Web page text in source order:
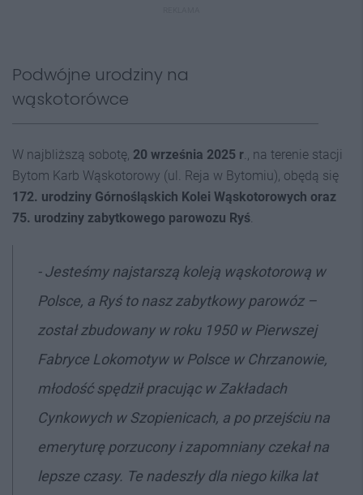
Podwójne urodziny na
wąskotorówce
W najbliższą sobotę, 20 września 2025 r ., na terenie stacji
Bytom Karb Wąskotorowy (ul. Reja w Bytomiu), obędą się
172. urodziny Górnośląskich Kolei Wąskotorowych oraz
75. urodziny zabytkowego parowozu Ryś
- Jesteśmy najstarszą koleją wąskotorową w
Polsce, a Ryś to nasz zabytkowy parowóz –
został zbudowany w roku 1950 w Pierwszej
Fabryce Lokomotyw w Polsce w Chrzanowie,
młodość spędził pracując w Zakładach
Cynkowych w Szopienicach, a po przejściu na
emeryturę porzucony i zapomniany czekał na
lepsze czasy. Te nadeszły dla niego kilka lat